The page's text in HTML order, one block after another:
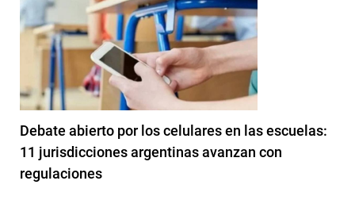
Debate abierto por los celulares en las escuelas:
11 jurisdicciones argentinas avanzan con
regulaciones